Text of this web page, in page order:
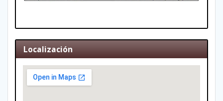
Localización